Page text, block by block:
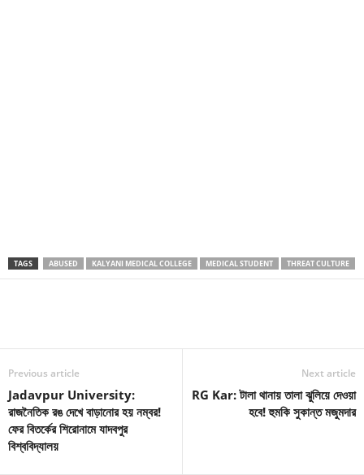
TAGS ABUSED KALYANI MEDICAL COLLEGE MEDICAL STUDENT THREAT CULTURE
Previous article
Jadavpur University:
রাজনৈতিক রঙ দেখে বাড়ানোর হয় নম্বর!
ফের বিতর্কের শিরোনামে যাদবপুর
বিশ্ববিদ্যালয়
Next article
RG Kar: টালা থানায় তালা ঝুলিয়ে দেওয়া
হবে! হুমকি সুকান্ত মজুমদার